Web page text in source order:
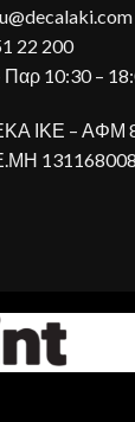
22 200
Παρ 10:30 –
ΙΚΕ – ΑΦΜ